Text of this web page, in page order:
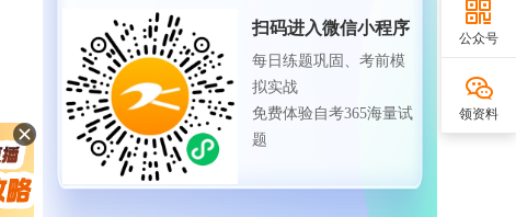
扫码进入微信小程序
每日练题巩固、考前模
拟实战
免费体验自考365海量试
题
公众号
领资料